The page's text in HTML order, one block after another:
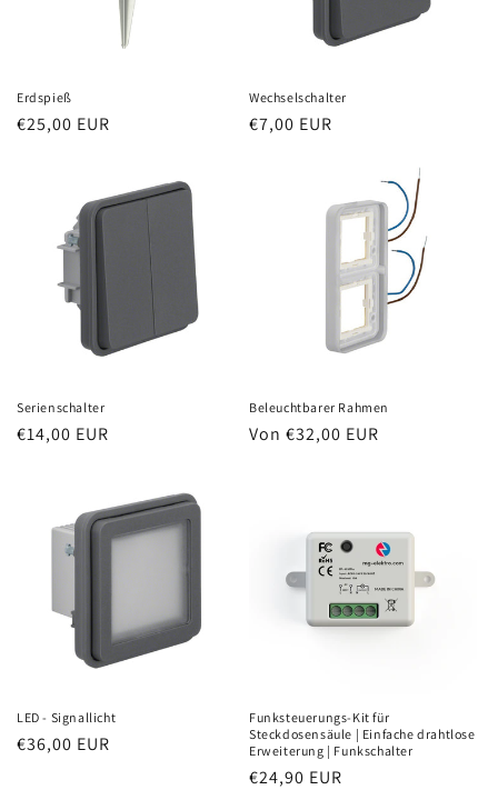
Erdspieß
Normaler
€25,00 EUR
Wechselschalter
Normaler
€7,00 EUR
Serienschalter
Normaler
€14,00 EUR
Beleuchtbarer Rahmen
Normaler
Von €32,00 EUR
LED - Signallicht
Normaler
€36,00 EUR
Funksteuerungs-Kit für
Steckdosensäule | Einfache drahtlose
Erweiterung | Funkschalter
Normaler
€24,90 EUR